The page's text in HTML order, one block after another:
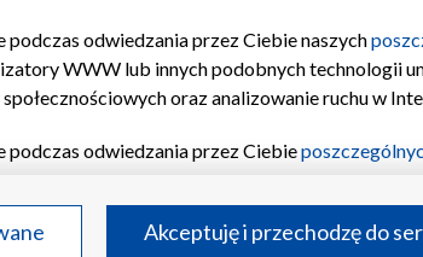
podczas odwiedzania przez Ciebie naszych
WWW lub innych podobnych technologii
oraz analizowanie ruchu w
podczas odwiedzania przez Ciebie
celów i funkcji: przechowywania
reklam, tworzenia profilu
Akceptuję i przechodzę do